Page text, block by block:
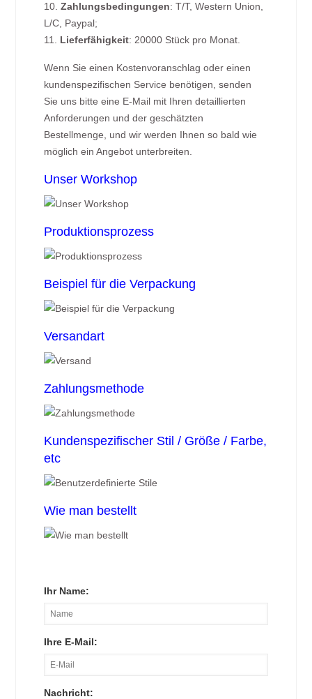
10.Zahlungsbedingungen: T/T, Western Union,
L/C, Paypal;
11. Lieferfähigkeit: 20000 Stück pro Monat.
Wenn Sie einen Kostenvoranschlag oder einen
kundenspezifischen Service benötigen, senden
Sie uns bitte eine E-Mail mit Ihren detaillierten
Anforderungen und der geschätzten
Bestellmenge, und wir werden Ihnen so bald wie
möglich ein Angebot unterbreiten.
Unser Workshop
Produktionsprozess
Beispiel für die Verpackung
Versandart
Zahlungsmethode
Kundenspezifischer Stil / Größe / Farbe,
etc
Wie man bestellt
Ihr Name:
Ihre E-Mail:
Nachricht: